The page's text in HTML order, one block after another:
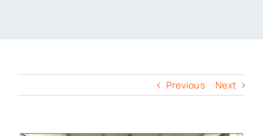
Previous Next